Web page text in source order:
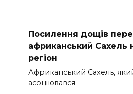
Посилення дощів
африканський Сахель
регіон
Африканський Сахель,
асоціювався